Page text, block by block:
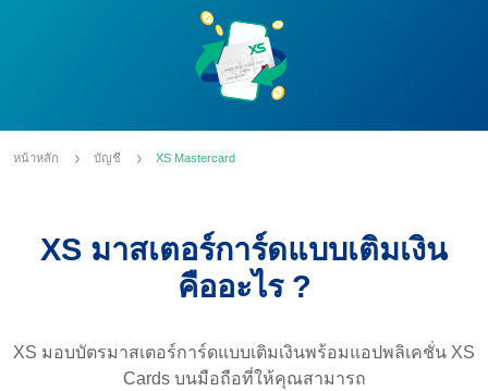
หน้าหลัก บัญชี XS Mastercard
XS มาสเตอร์การ์ดแบบเติมเงิน
คืออะไร ?
XS มอบบัตรมาสเตอร์การ์ดแบบเติมเงินพร้อมแอปพลิเคชั่น XS
Cards บนมือถือที่ให้คุณสามารถ